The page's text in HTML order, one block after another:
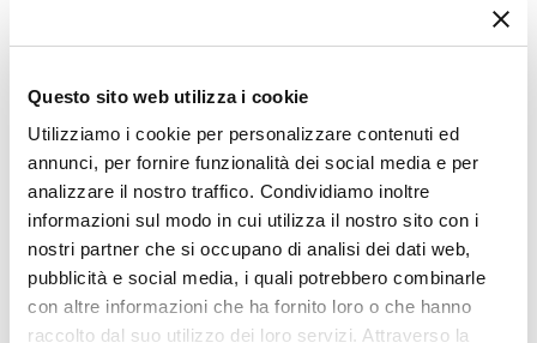
Questo sito web utilizza i cookie
Utilizziamo i cookie per personalizzare contenuti ed
annunci, per fornire funzionalità dei social media e per
analizzare il nostro traffico. Condividiamo inoltre
informazioni sul modo in cui utilizza il nostro sito con i
nostri partner che si occupano di analisi dei dati web,
pubblicità e social media, i quali potrebbero combinarle
con altre informazioni che ha fornito loro o che hanno
raccolto dal suo utilizzo dei loro servizi. Attraverso la
Miranda
Quadrata
Dimensioni
90,5 x 90,5 cm
Altezza
Materiale Piano
Legno di eucalipto
Colore Piano
Ti suggeriamo anche